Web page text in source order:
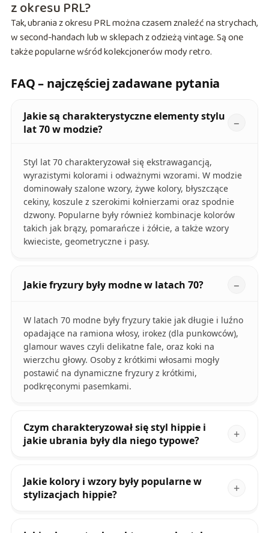
z okresu PRL?
Tak, ubrania z okresu PRL można czasem znaleźć na strychach,
w second-handach lub w sklepach z odzieżą vintage. Są one
także popularne wśród kolekcjonerów mody retro.
FAQ – najczęściej zadawane pytania
Jakie są charakterystyczne elementy stylu
lat 70 w modzie?
Styl lat 70 charakteryzował się ekstrawagancją,
wyrazistymi kolorami i odważnymi wzorami. W modzie
dominowały szalone wzory, żywe kolory, błyszczące
cekiny, koszule z szerokimi kołnierzami oraz spodnie
dzwony. Popularne były również kombinacje kolorów
takich jak brązy, pomarańcze i żółcie, a także wzory
kwieciste, geometryczne i pasy.
Jakie fryzury były modne w latach 70?
W latach 70 modne były fryzury takie jak długie i luźno
opadające na ramiona włosy, irokez (dla punkowców),
glamour waves czyli delikatne fale, oraz koki na
wierzchu głowy. Osoby z krótkimi włosami mogły
postawić na dynamiczne fryzury z krótkimi,
podkręconymi pasemkami.
Czym charakteryzował się styl hippie i
jakie ubrania były dla niego typowe?
Jakie kolory i wzory były popularne w
stylizacjach hippie?